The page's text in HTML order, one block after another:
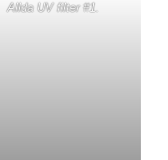
Allda UV filter #1.